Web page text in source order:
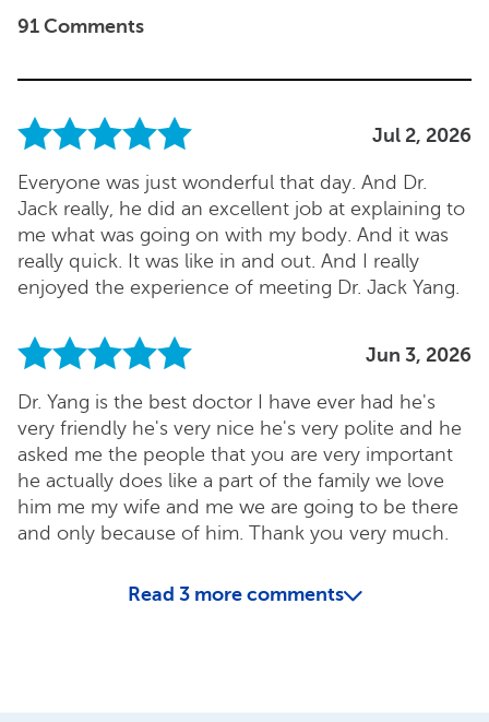
91 Comments
Jul 2, 2026
Everyone was just wonderful that day. And Dr.
Jack really, he did an excellent job at explaining to
me what was going on with my body. And it was
really quick. It was like in and out. And I really
enjoyed the experience of meeting Dr. Jack Yang.
Jun 3, 2026
Dr. Yang is the best doctor I have ever had he's
very friendly he's very nice he's very polite and he
asked me the people that you are very important
he actually does like a part of the family we love
him me my wife and me we are going to be there
and only because of him. Thank you very much.
Read 3 more comments